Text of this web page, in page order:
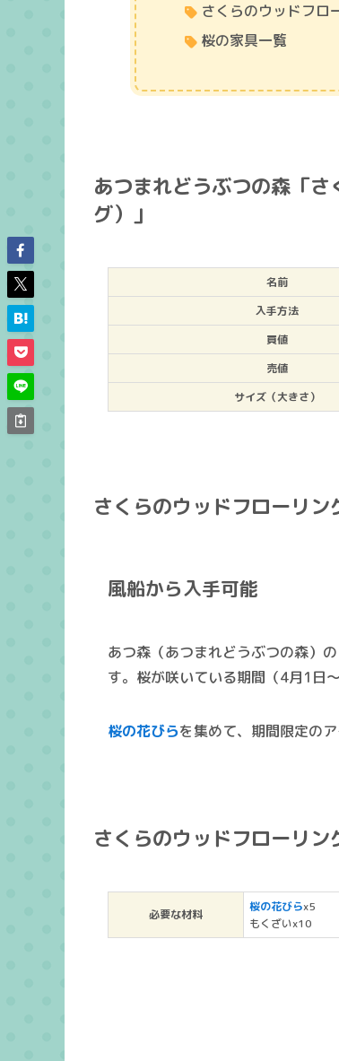
さくらのウッドフロ
桜の家具一覧
あつまれどうぶつの森「
グ）」
名前
入手方法
買値
売値
サイズ（大きさ）
さくらのウッドフローリ
風船から入手可能
あつ森（あつまれどうぶつの森）
す。桜が咲いている期間（4月1日
桜の花びらを集めて、期間限定の
さくらのウッドフローリ
必要な材料
桜の花びらx5
もくざいx10